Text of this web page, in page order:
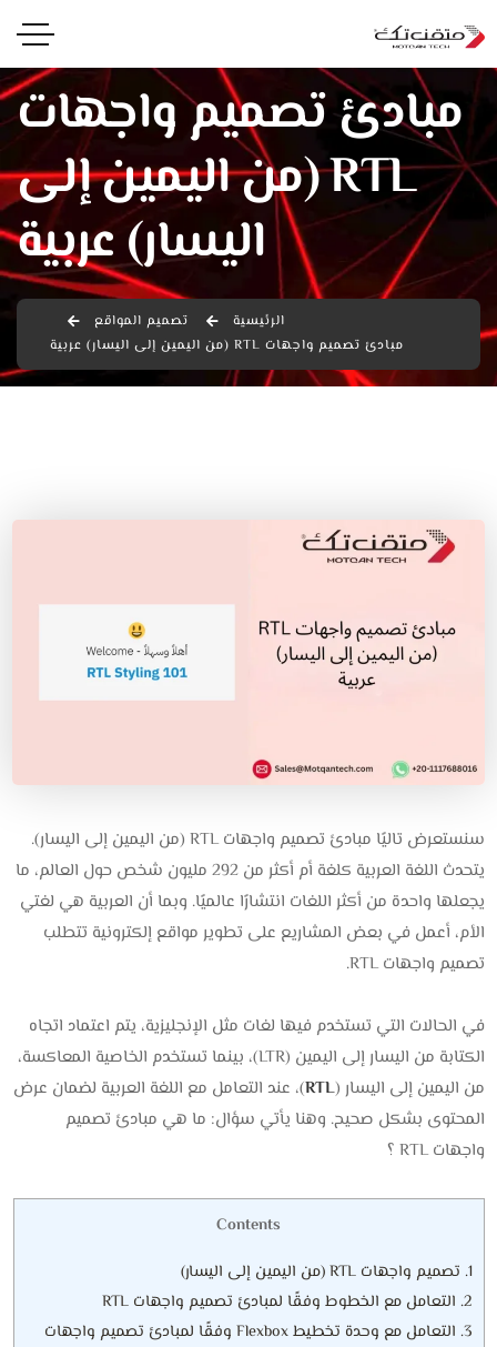
مبادئ تصميم واجهات
RTL (من اليمين إلى
اليسار) عربية
الرئيسية
تصميم المواقع
مبادئ تصميم واجهات RTL (من اليمين إلى اليسار) عربية
سنستعرض تاليًا مبادئ تصميم واجهات RTL (من اليمين إلى اليسار).
يتحدث اللغة العربية كلغة أم أكثر من 292 مليون شخص حول العالم، ما
يجعلها واحدة من أكثر اللغات انتشارًا عالميًا. وبما أن العربية هي لغتي
الأم، أعمل في بعض المشاريع على تطوير مواقع إلكترونية تتطلب
تصميم واجهات RTL.
في الحالات التي تستخدم فيها لغات مثل الإنجليزية، يتم اعتماد اتجاه
الكتابة من اليسار إلى اليمين (LTR)، بينما تستخدم الخاصية المعاكسة،
من اليمين إلى اليسار (RTL)، عند التعامل مع اللغة العربية لضمان عرض
المحتوى بشكل صحيح. وهنا يأتي سؤال: ما هي مبادئ تصميم
واجهات RTL ؟
Contents
1. تصميم واجهات RTL (من اليمين إلى اليسار)
2. التعامل مع الخطوط وفقًا لمبادئ تصميم واجهات RTL
3.
التعامل مع وحدة تخطيط Flexbox وفقًا لمبادئ تصميم واجهات